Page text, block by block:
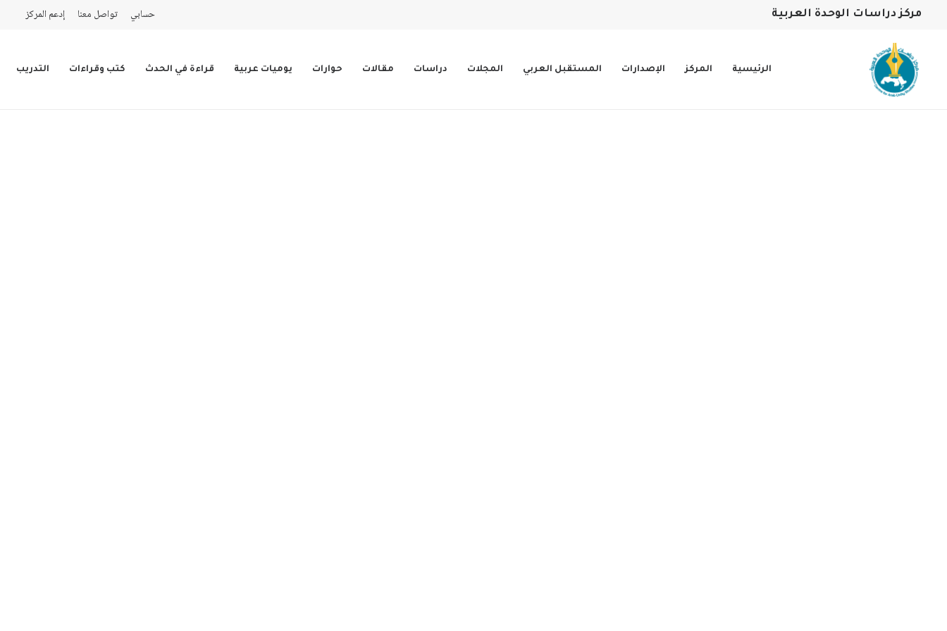
مركز دراسات الوحدة العربية حسابي تواصل معنا إدعم المركز
الرئيسية المركز الإصدارات المستقبل العربي المجلات دراسات مقالات حوارات يوميات عربية قراءة في الحدث كتب وقراءات التدريب